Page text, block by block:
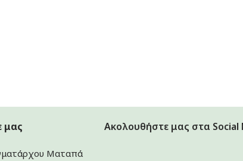
μας
Ματαπά
Ακολουθήστε μας στα Social